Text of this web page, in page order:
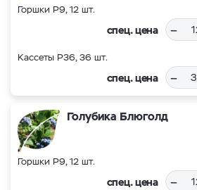
Горшки Р9, 12 шт.
спец. цена –
Кассеты Р36, 36 шт.
спец. цена –
Голубика Блюголд
Горшки Р9, 12 шт.
спец. цена –